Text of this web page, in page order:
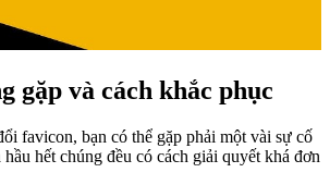
gặp và cách khắc phục
favicon, bạn có thể gặp phải một vài sự cố
hết chúng đều có cách giải quyết khá đơn